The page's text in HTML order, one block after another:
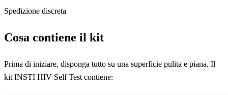
Spedizione discreta
Cosa contiene il kit
Prima di iniziare, disponga tutto su una superficie pulita e piana. Il
kit INSTI HIV Self Test contiene: